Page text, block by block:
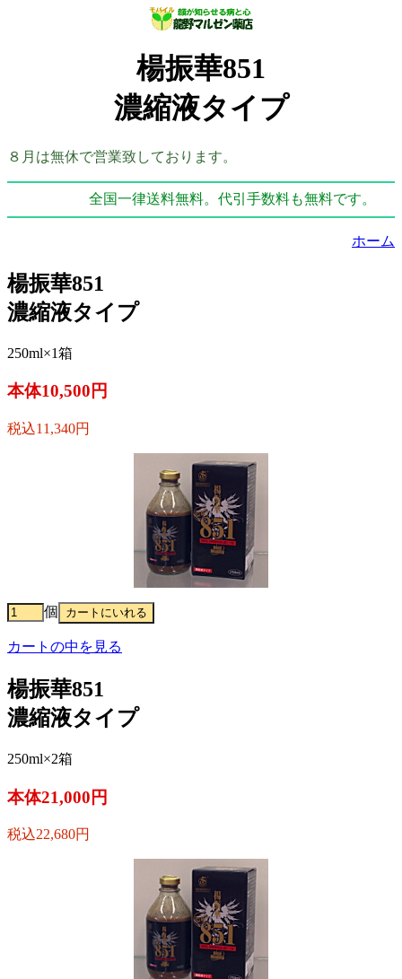
楊振華851
濃縮液タイプ
８月は無休で営業致しております。
全国一律送料無料。代引手数料も無料です。
ホーム
楊振華851
濃縮液タイプ
250ml×1箱
本体10,500円
税込11,340円
個
カートの中を見る
楊振華851
濃縮液タイプ
250ml×2箱
本体21,000円
税込22,680円